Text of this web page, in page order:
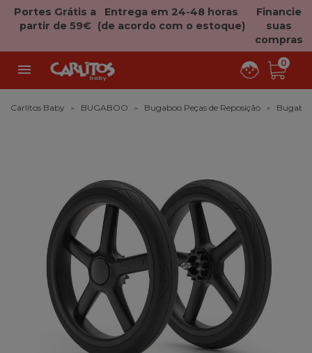
Portes Grátis a
partir de 59€
Entrega em 24-48 horas
(de acordo com o estoque)
Financie
suas
compras
 0
Carlitos Baby BUGABOO Bugaboo Peças de Reposição